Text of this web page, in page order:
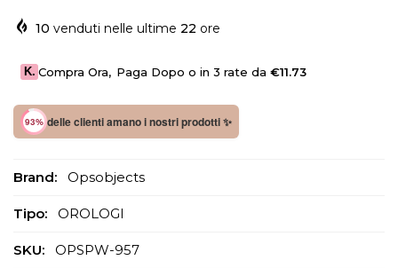
10 venduti nelle ultime 22 ore
K. Compra Ora, Paga Dopo o in 3 rate da €11.73
93% delle clienti amano i nostri prodotti ✨
Brand: Opsobjects
Tipo: OROLOGI
SKU: OPSPW-957